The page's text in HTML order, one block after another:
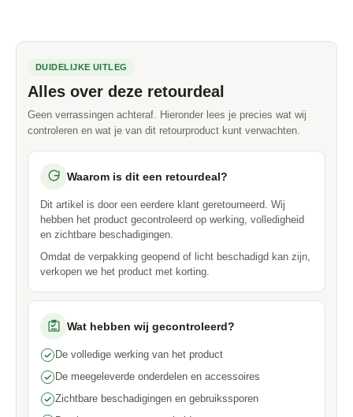
DUIDELIJKE UITLEG
Alles over deze retourdeal
Geen verrassingen achteraf. Hieronder lees je precies wat wij
controleren en wat je van dit retourproduct kunt verwachten.
Waarom is dit een retourdeal?
Dit artikel is door een eerdere klant geretourneerd. Wij
hebben het product gecontroleerd op werking, volledigheid
en zichtbare beschadigingen.
Omdat de verpakking geopend of licht beschadigd kan zijn,
verkopen we het product met korting.
Wat hebben wij gecontroleerd?
De volledige werking van het product
De meegeleverde onderdelen en accessoires
Zichtbare beschadigingen en gebruikssporen